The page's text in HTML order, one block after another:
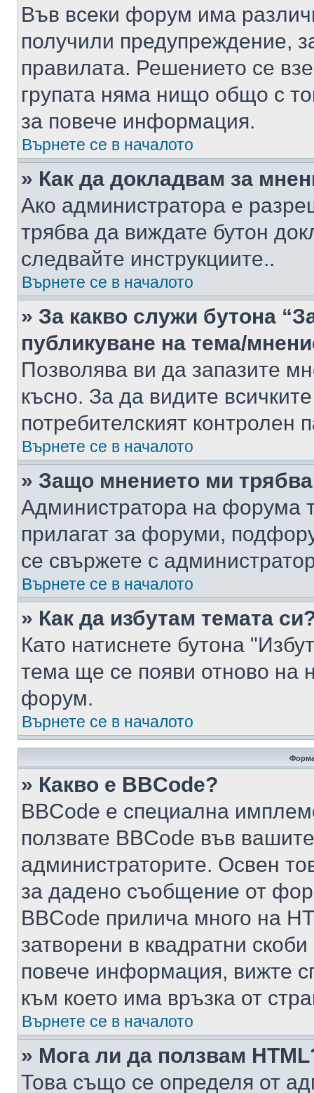
Във всеки форум има
получили предупреждение,
правилата. Решението се
групата няма нищо общо с
за повече информация.
Върнете се в началото
» Как да докладвам за
Ако администратора е
трябва да виждате бутон
следвайте инструкциите..
Върнете се в началото
» За какво служи бутона
публикуване на тема/
Позволява ви да запазите
късно. За да видите
потребителският контролен
Върнете се в началото
» Защо мнението ми
Администратора на форума
прилагат за форуми,
се свържете с
Върнете се в началото
» Как да избутам темата
Като натиснете бутона
тема ще се появи отново на
форум.
Върнете се в началото
» Какво е BBCode?
BBCode е специална
ползвате BBCode във
администраторите. Освен
за дадено съобщение от
BBCode прилича много на
затворени в квадратни
повече информация, вижте
към което има връзка от
Върнете се в началото
» Мога ли да ползвам
Това също се определя от